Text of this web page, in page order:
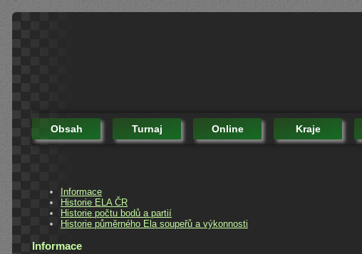
Obsah Turnaj Online Kraje
Informace
Historie ELA ČR
Historie počtu bodů a partií
Historie půměrného Ela soupeřů a výkonnosti
Informace